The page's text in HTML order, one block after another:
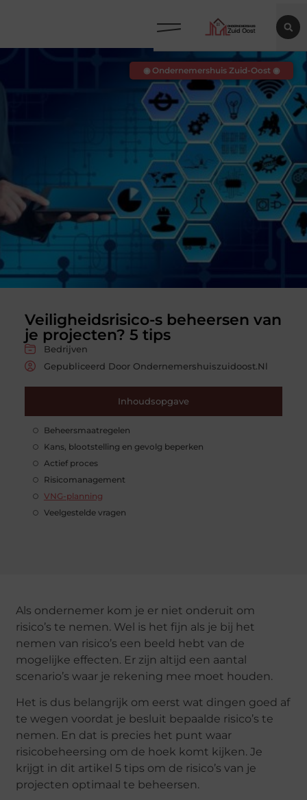
Veiligheidsrisico-s beheersen van
je projecten? 5 tips
Bedrijven
Gepubliceerd Door Ondernemershuiszuidoost.nl
Inhoudsopgave
Beheersmaatregelen
Kans, blootstelling en gevolg beperken
Actief proces
Risicomanagement
VNG-planning
Veelgestelde vragen
◉ Ondernemershuis Zuid-Oost ◉
Als ondernemer kom je er niet onderuit om
risico’s te nemen. Wel is het fijn als je bij het
nemen van risico’s een beeld hebt van de
mogelijke effecten. Er zijn altijd een aantal
scenario’s waar je rekening mee moet houden.
Het is dus belangrijk om eerst wat dingen goed af
te wegen voordat je besluit bepaalde risico’s te
nemen. En dat is precies het punt waar
risicobeheersing om de hoek komt kijken. Je
krijgt in dit artikel 5 tips om de risico’s van je
projecten optimaal te beheersen.